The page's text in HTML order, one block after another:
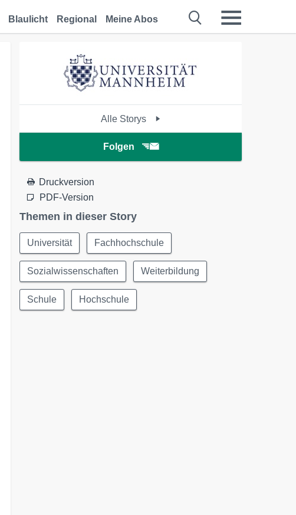
Blaulicht Regional Meine Abos
Alle Storys
Folgen
Druckversion
PDF-Version
Themen in dieser Story
Universität Fachhochschule
Sozialwissenschaften Weiterbildung
Schule Hochschule